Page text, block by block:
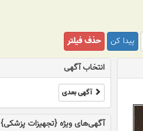
پیدا کن
حذف فیلتر
انتخاب آگهی
آگهی بعدی
آگهی‌های ویژه {تجهیزات پزشکی}